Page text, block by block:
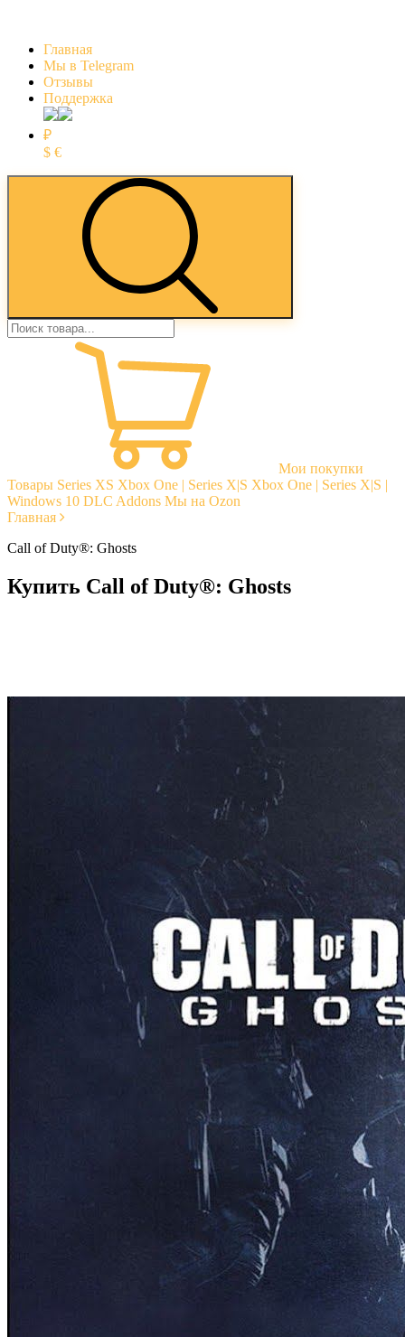
Главная
Мы в Telegram
Отзывы
Поддержка
₽
$ €
Мои покупки
Товары Series XS Xbox One | Series X|S Xbox One | Series X|S |
Windows 10 DLC Addons Мы на Ozon
Главная
Call of Duty®: Ghosts
Купить Call of Duty®: Ghosts